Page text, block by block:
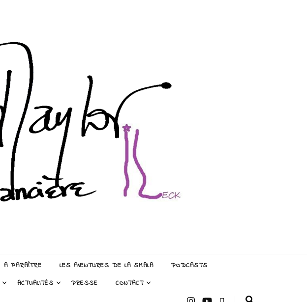
A PARAÎTRE LES AVENTURES DE LA SMALA
PODCASTS
ACTUALITÉS PRESSE CONTACT